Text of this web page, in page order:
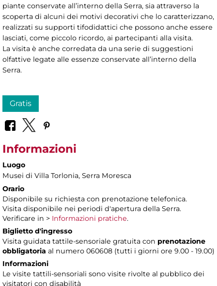
piante conservate all’interno della Serra, sia attraverso la
scoperta di alcuni dei motivi decorativi che lo caratterizzano,
realizzati su supporti tifodidattici che possono anche essere
lasciati, come piccolo ricordo, ai partecipanti alla visita.
La visita è anche corredata da una serie di suggestioni
olfattive legate alle essenze conservate all’interno della
Serra.
Gratis
Informazioni
Luogo
Musei di Villa Torlonia, Serra Moresca
Orario
Disponibile su richiesta con prenotazione telefonica.
Visita disponibile nei periodi d'apertura della Serra.
Verificare in > Informazioni pratiche.
Biglietto d'ingresso
Visita guidata tattile-sensoriale gratuita con prenotazione
obbligatoria al numero 060608 (tutti i giorni ore 9.00 - 19.00)
Informazioni
Le visite tattili-sensoriali sono visite rivolte al pubblico dei
visitatori con disabilità